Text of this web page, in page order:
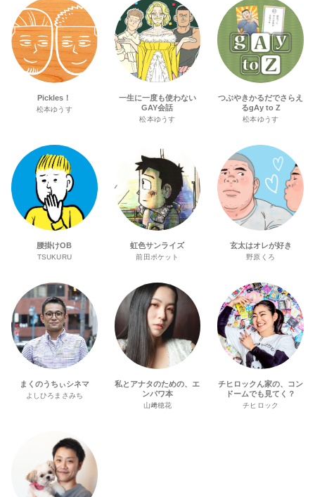
Pickles！
松本ゆうす
一生に一度も使わない
GAY会話
松本ゆうす
つぶやきかるだでさらえ
るgAy to Z
松本ゆうす
腰掛けOB
TSUKURU
虹色サンライズ
前田ポケット
玄太はオレが好き
野原くろ
まくのうちぃシネマ
よしひろまさみち
私とアナタのための、エ
ンパワ本
山﨑穂花
チヒロックん家の、コン
ドームでも見てく？
チヒロック